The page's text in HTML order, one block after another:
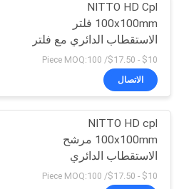
منتجات
معلومات
جولة
المعمل
NITTO HD Cpl
100x100mm فلتر
الاستقطاب الدائري مع فلتر
CPL المربع
$10 - $17.50/ Piece MOQ:100
الاتصال
NITTO HD cpl
100x100mm مرشح
الاستقطاب الدائري
$10 - $17.50/ Piece MOQ:100